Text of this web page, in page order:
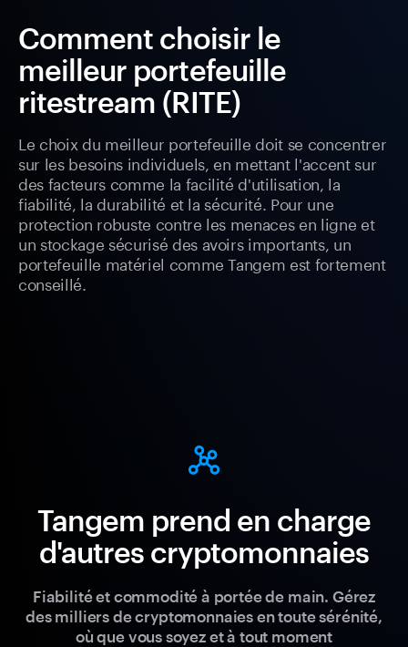
Comment choisir le
meilleur portefeuille
ritestream (RITE)
Le choix du meilleur portefeuille doit se concentrer
sur les besoins individuels, en mettant l'accent sur
des facteurs comme la facilité d'utilisation, la
fiabilité, la durabilité et la sécurité. Pour une
protection robuste contre les menaces en ligne et
un stockage sécurisé des avoirs importants, un
portefeuille matériel comme Tangem est fortement
conseillé.
Tangem prend en charge
d'autres cryptomonnaies
Fiabilité et commodité à portée de main. Gérez
des milliers de cryptomonnaies en toute sérénité,
où que vous soyez et à tout moment